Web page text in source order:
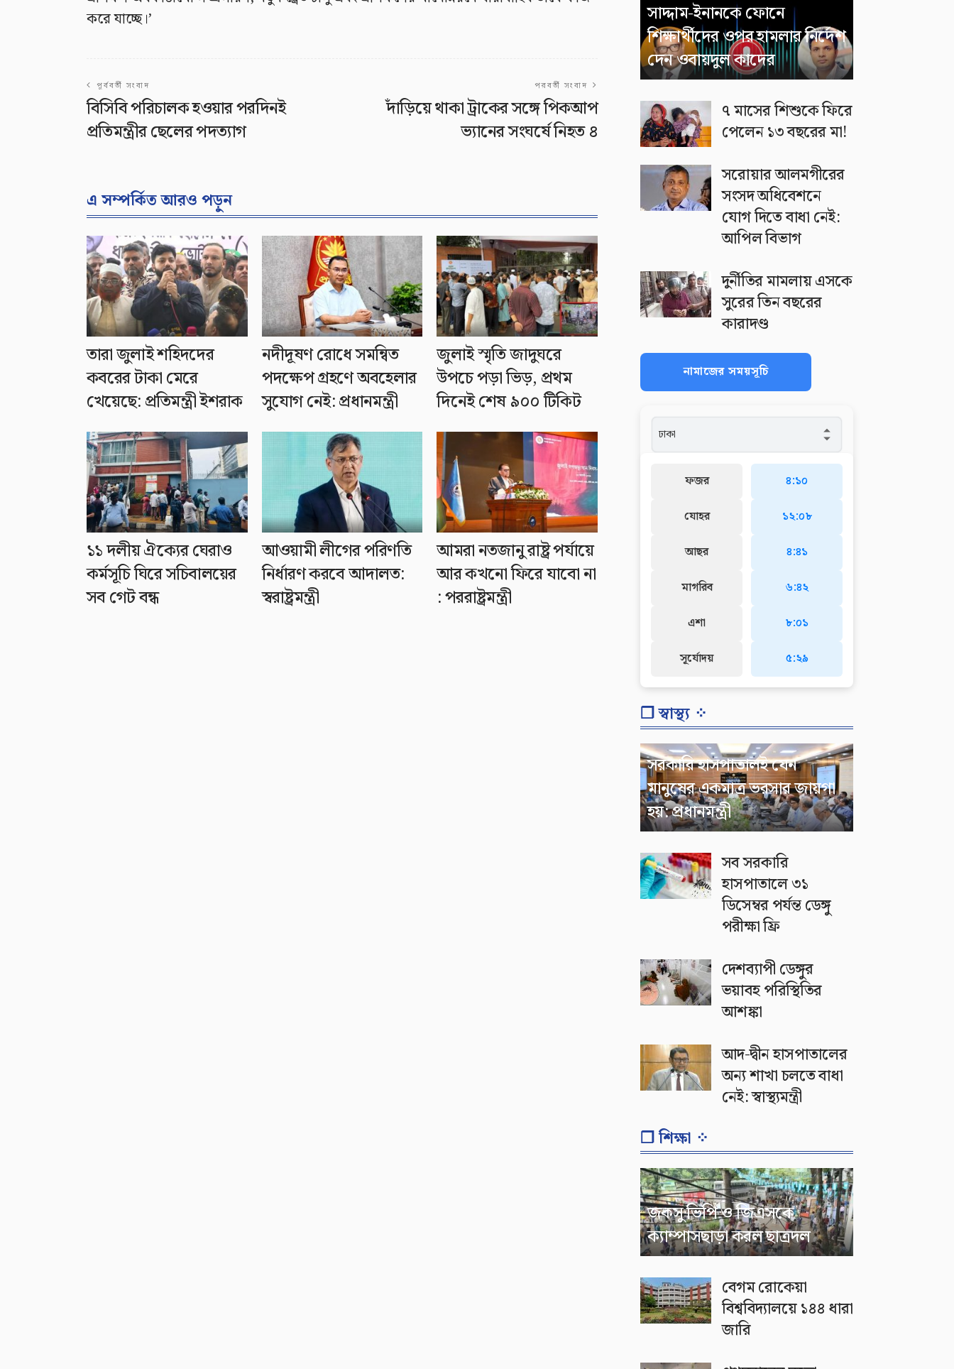
করে যাচ্ছে।’
পূর্ববর্তী সংবাদ
বিসিবি পরিচালক হওয়ার পরদিনই
প্রতিমন্ত্রীর ছেলের পদত্যাগ
পরবর্তী সংবাদ
দাঁড়িয়ে থাকা ট্রাকের সঙ্গে পিকআপ
ভ্যানের সংঘর্ষে নিহত ৪
এ সম্পর্কিত আরও পড়ুন
তারা জুলাই শহিদদের
কবরের টাকা মেরে
খেয়েছে: প্রতিমন্ত্রী ইশরাক
নদীদূষণ রোধে সমন্বিত
পদক্ষেপ গ্রহণে অবহেলার
সুযোগ নেই: প্রধানমন্ত্রী
জুলাই স্মৃতি জাদুঘরে
উপচে পড়া ভিড়, প্রথম
দিনেই শেষ ৯০০ টিকিট
১১ দলীয় ঐক্যের ঘেরাও
কর্মসূচি ঘিরে সচিবালয়ের
সব গেট বন্ধ
আওয়ামী লীগের পরিণতি
নির্ধারণ করবে আদালত:
স্বরাষ্ট্রমন্ত্রী
আমরা নতজানু রাষ্ট্র পর্যায়ে
আর কখনো ফিরে যাবো না
: পররাষ্ট্রমন্ত্রী
সাদ্দাম-ইনানকে ফোনে
শিক্ষার্থীদের ওপর হামলার নির্দেশ
দেন ওবায়দুল কাদের
৭ মাসের শিশুকে ফিরে
পেলেন ১৩ বছরের মা!
সরোয়ার আলমগীরের
সংসদ অধিবেশনে
যোগ দিতে বাধা নেই:
আপিল বিভাগ
দুর্নীতির মামলায় এসকে
সুরের তিন বছরের
কারাদণ্ড
নামাজের সময়সূচি
ফজর
যোহর
আছর
মাগরিব
এশা
সূর্যোদয়
৪:১০
১২:০৮
৪:৪১
৬:৪২
৮:০১
৫:২৯
❐ স্বাস্থ্য ⁘
সরকারি হাসপাতালই যেন
মানুষের একমাত্র ভরসার জায়গা
হয়: প্রধানমন্ত্রী
সব সরকারি
হাসপাতালে ৩১
ডিসেম্বর পর্যন্ত ডেঙ্গু
পরীক্ষা ফ্রি
দেশব্যাপী ডেঙ্গুর
ভয়াবহ পরিস্থিতির
আশঙ্কা
আদ-দ্বীন হাসপাতালের
অন্য শাখা চলতে বাধা
নেই: স্বাস্থ্যমন্ত্রী
❐ শিক্ষা ⁘
জকসু ভিপি ও জিএসকে
ক্যাম্পাসছাড়া করল ছাত্রদল
বেগম রোকেয়া
বিশ্ববিদ্যালয়ে ১৪৪ ধারা
জারি